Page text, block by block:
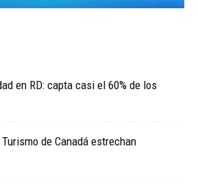
en RD: capta casi el 60% de los
de Canadá estrechan